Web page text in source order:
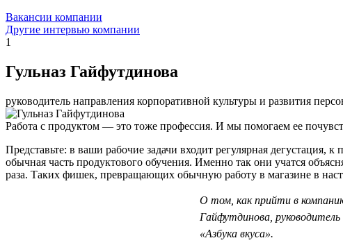
Вакансии компании
Другие интервью компании
1
Гульназ Гайфутдинова
руководитель направления корпоративной культуры и развития
Работа с продуктом — это тоже профессия. И мы помогаем ее
Представьте: в ваши рабочие задачи входит регулярная дегустация,
обычная часть продуктового обучения. Именно так они учатся
раза. Таких фишек, превращающих обычную работу в магазине в
О том, как прийти в
Гайфутдинова,
«Азбука вкуса».